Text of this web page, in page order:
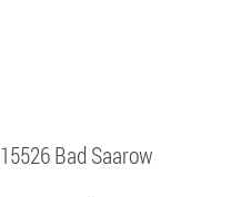
15526 Bad Saarow